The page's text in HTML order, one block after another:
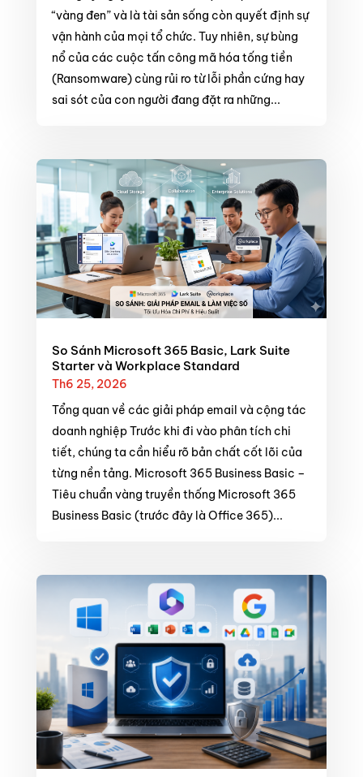
“vàng đen” và là tài sản sống còn quyết định sự
vận hành của mọi tổ chức. Tuy nhiên, sự bùng
nổ của các cuộc tấn công mã hóa tống tiền
(Ransomware) cùng rủi ro từ lỗi phần cứng hay
sai sót của con người đang đặt ra những...
So Sánh Microsoft 365 Basic, Lark Suite
Starter và Workplace Standard
Th6 25, 2026
Tổng quan về các giải pháp email và cộng tác
doanh nghiệp Trước khi đi vào phân tích chi
tiết, chúng ta cần hiểu rõ bản chất cốt lõi của
từng nền tảng. Microsoft 365 Business Basic –
Tiêu chuẩn vàng truyền thống Microsoft 365
Business Basic (trước đây là Office 365)...